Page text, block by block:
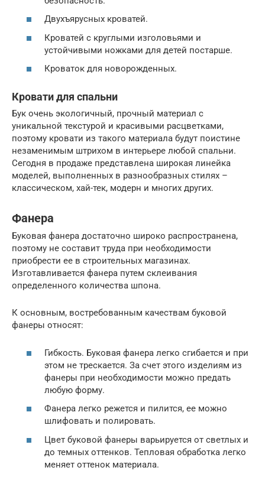
Двухъярусных кроватей.
Кроватей с круглыми изголовьями и
устойчивыми ножками для детей постарше.
Кроваток для новорожденных.
Кровати для спальни
Бук очень экологичный, прочный материал с
уникальной текстурой и красивыми расцветками,
поэтому кровати из такого материала будут поистине
незаменимым штрихом в интерьере любой спальни.
Сегодня в продаже представлена широкая линейка
моделей, выполненных в разнообразных стилях –
классическом, хай-тек, модерн и многих других.
Фанера
Буковая фанера достаточно широко распространена,
поэтому не составит труда при необходимости
приобрести ее в строительных магазинах.
Изготавливается фанера путем склеивания
определенного количества шпона.
К основным, востребованным качествам буковой
фанеры относят:
Гибкость. Буковая фанера легко сгибается и при
этом не трескается. За счет этого изделиям из
фанеры при необходимости можно предать
любую форму.
Фанера легко режется и пилится, ее можно
шлифовать и полировать.
Цвет буковой фанеры варьируется от светлых и
до темных оттенков. Тепловая обработка легко
меняет оттенок материала.